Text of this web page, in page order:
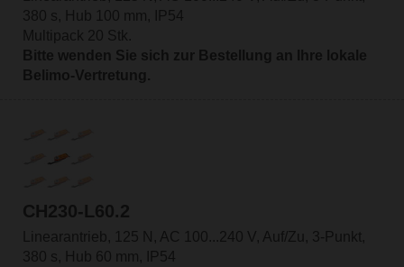
380 s, Hub 100 mm, IP54
Multipack 20 Stk.
Bitte wenden Sie sich zur Bestellung an Ihre lokale
Belimo-Vertretung.
CH230-L60.2
Linearantrieb, 125 N, AC 100...240 V, Auf/Zu, 3-Punkt,
380 s, Hub 60 mm, IP54